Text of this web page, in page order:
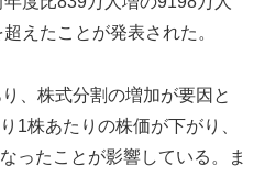
えたことが発表された。
、株式分割の増加が要因と
1株あたりの株価が下がり、
ったことが影響している。ま